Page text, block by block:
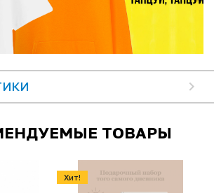
ТОВАРЫ
Хит!